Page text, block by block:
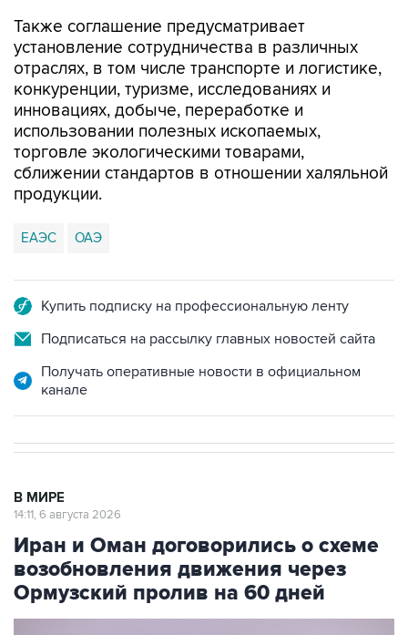
Также соглашение предусматривает
установление сотрудничества в различных
отраслях, в том числе транспорте и логистике,
конкуренции, туризме, исследованиях и
инновациях, добыче, переработке и
использовании полезных ископаемых,
торговле экологическими товарами,
сближении стандартов в отношении халяльной
продукции.
ЕАЭС ОАЭ
Купить подписку на профессиональную ленту
Подписаться на рассылку главных новостей сайта
Получать оперативные новости в официальном
канале
В МИРЕ
14:11, 6 августа 2026
Иран и Оман договорились о схеме
возобновления движения через
Ормузский пролив на 60 дней